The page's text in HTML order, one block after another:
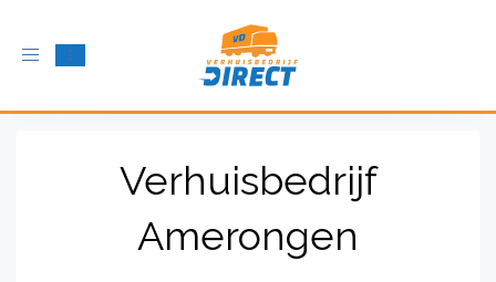
Schakel
Verhuisbedrijf
Amerongen